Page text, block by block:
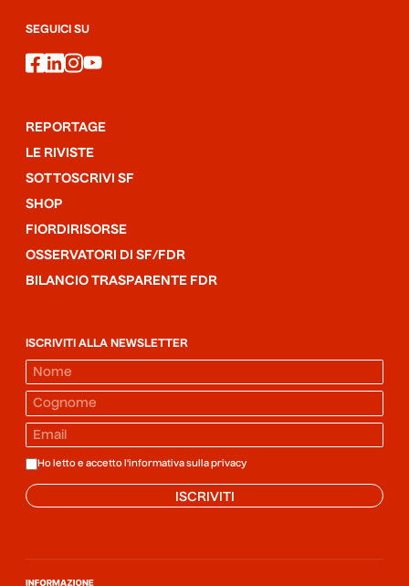
SEGUICI SU
facebook
linkedin
instagram
youtube
REPORTAGE
LE RIVISTE
SOTTOSCRIVI SF
SHOP
FIORDIRISORSE
OSSERVATORI DI SF/FDR
BILANCIO TRASPARENTE FDR
ISCRIVITI ALLA NEWSLETTER
Ho letto e accetto l'informativa sulla privacy
ISCRIVITI